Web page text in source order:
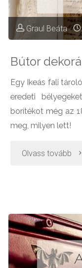
és
Graul Beáta
Bútor
Egy Ikeás fali
eredeti
borítékot még az
meg, milyen lett!
Olvass tovább